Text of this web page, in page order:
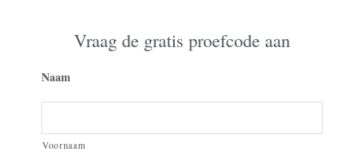
Vraag de gratis proefcode aan
Naam
Voornaam